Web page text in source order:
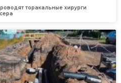
торакальные хирурги